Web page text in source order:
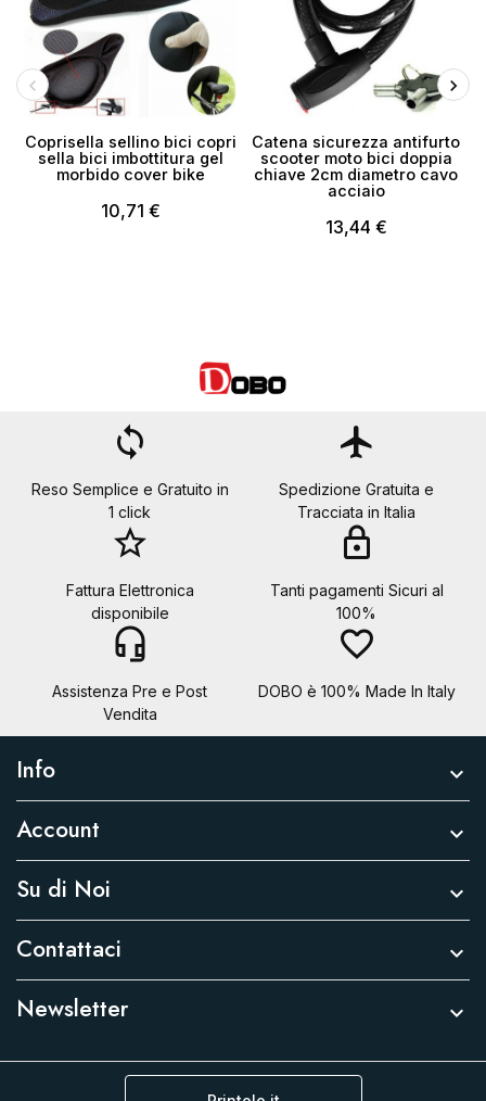
Coprisella sellino bici copri
sella bici imbottitura gel
morbido cover bike
10,71 €
Catena sicurezza antifurto
scooter moto bici doppia
chiave 2cm diametro cavo
acciaio
13,44 €
loop
Reso Semplice e Gratuito in
1 click
flight
Spedizione Gratuita e
Tracciata in Italia
star_border
Fattura Elettronica
disponibile
lock
Tanti pagamenti Sicuri al
100%
headset_mic
Assistenza Pre e Post
Vendita
favorite_border
DOBO è 100% Made In Italy
Info 
Account 
Su di Noi 
Contattaci 
Newsletter 